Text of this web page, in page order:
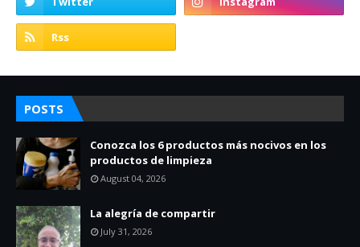
POSTS
Conozca los 6 productos más nocivos en los
productos de limpieza
August 04, 2026
La alegría de compartir
July 31, 2026